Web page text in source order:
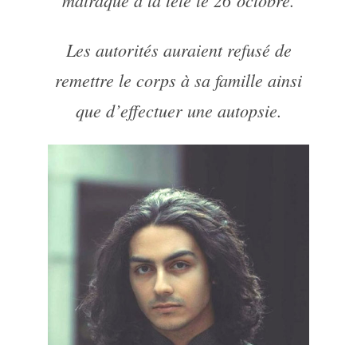
Les autorités auraient refusé de
remettre le corps à sa famille ainsi
que d’effectuer une autopsie.